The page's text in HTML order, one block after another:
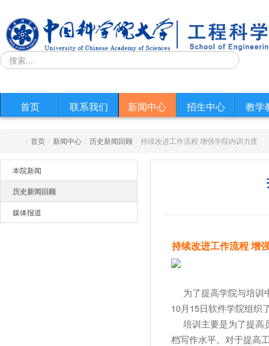
首页 联系我们 新闻中心 招生中心 教学
/ 首页 / 新闻中心 / 历史新闻回顾 / 持续改进工作流程 增强学院内训力度
本院新闻
历史新闻回顾
媒体报道
持续改进工作流程 增
为了提高学院与培训
10月15日软件学院组织
培训主要是为了提高
档写作水平。对于提高